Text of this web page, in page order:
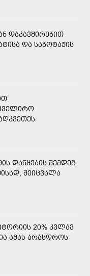
ᲓᲐᲙᲐᲕᲨᲘᲠᲔᲑᲘᲗ
ᲓᲐ ᲡᲐᲑᲝᲢᲐᲟᲘᲡ
ᲓᲐᲬᲧᲔᲑᲘᲡ ᲨᲔᲛᲓᲔᲒ
ᲨᲔᲘᲪᲕᲐᲚᲐ
20% ᲙᲕᲚᲐᲕ
ᲐᲛᲐᲡ ᲐᲠᲐᲡᲓᲠᲝᲡ